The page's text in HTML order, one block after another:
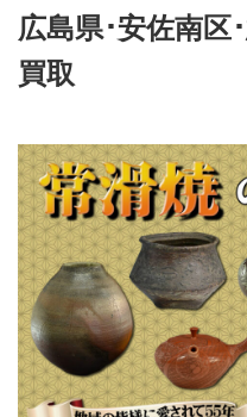
広島県･安佐南区
買取